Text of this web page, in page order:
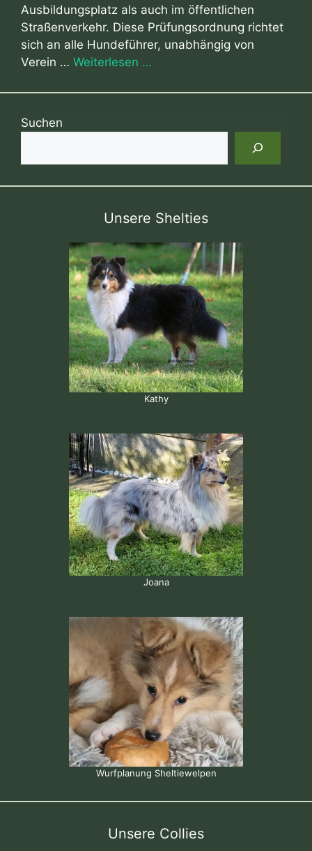
Ausbildungsplatz als auch im öffentlichen
Straßenverkehr. Diese Prüfungsordnung richtet
sich an alle Hundeführer, unabhängig von
Verein … Weiterlesen …
Suchen
Unsere Shelties
Kathy
Joana
Wurfplanung Sheltiewelpen
Unsere Collies